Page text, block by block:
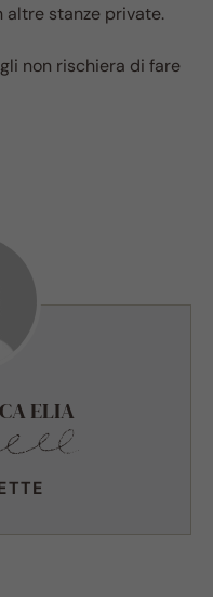
altre stanze private.
non rischiera di fare
ELIA